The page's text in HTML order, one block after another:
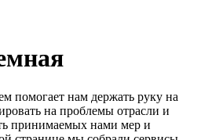
помогает нам держать руку на
на проблемы отрасли и
принимаемых нами мер и